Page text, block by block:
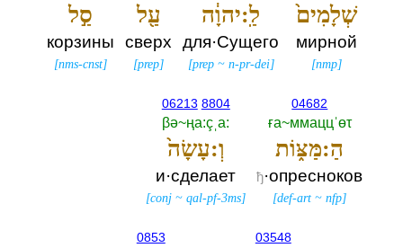
שְׁלָמִים֙
мирной
[nmp]
לַֽ:יהוָ֔ה
для·Сущего
[prep~ n-pr-dei]
עַ֖ל
сверх
[prep]
סַ֣ל
корзины
[nms-cnst]
04682
ға~ммаццˈөτ
הַ:מַּצּ֑וֹת
ђ·опресноков
[def-art ~nfp]
06213 8804
βә~ңа:çˌа:‎
וְ:עָשָׂה֙
и·сделает
[conj ~qal-pf-3ms]
03548
0853